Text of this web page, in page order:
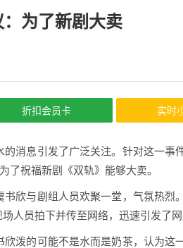
为了新剧大卖
折扣会员卡 实时
消息引发了广泛关注。针对这一事
了祝福新剧《双轨》能够大卖。
欣与剧组人员欢聚一堂，气氛热烈
人员拍下并传至网络，迅速引发了网
泼的可能不是水而是奶茶，认为这